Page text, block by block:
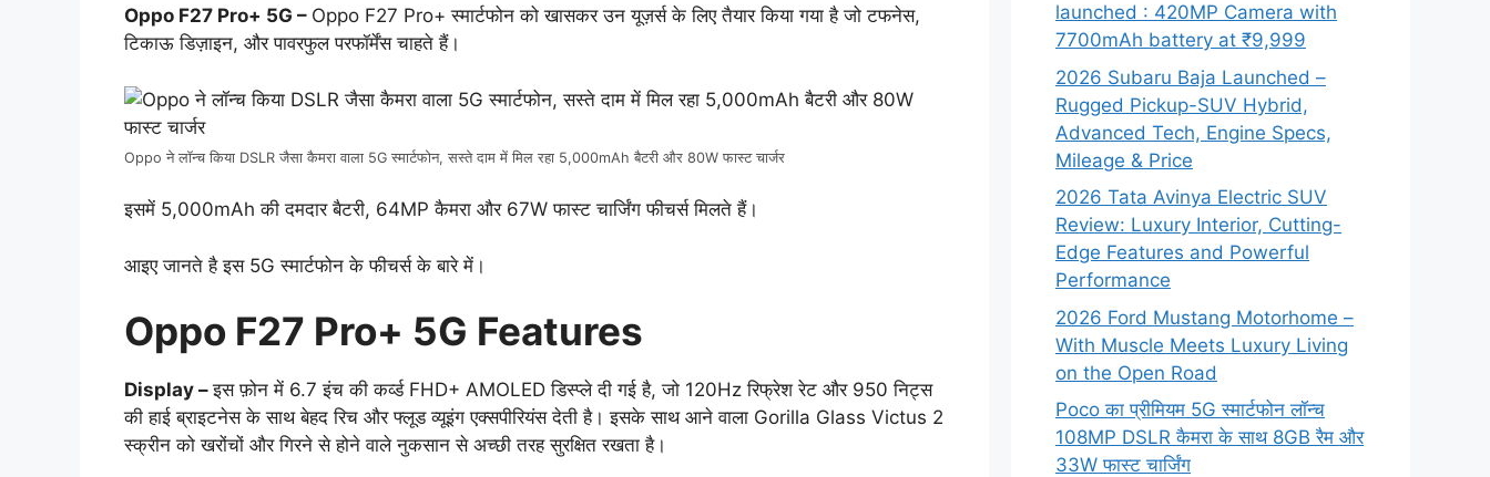
Oppo F27 Pro+ 5G – Oppo F27 Pro+ स्मार्टफोन को खासकर उन यूज़र्स के लिए तैयार किया गया है जो टफनेस,
टिकाऊ डिज़ाइन, और पावरफुल परफॉर्मेंस चाहते हैं।
Oppo ने लॉन्च किया DSLR जैसा कैमरा वाला 5G स्मार्टफोन, सस्ते दाम में मिल रहा 5,000mAh बैटरी और 80W फास्ट चार्जर
इसमें 5,000mAh की दमदार बैटरी, 64MP कैमरा और 67W फास्ट चार्जिंग फीचर्स मिलते हैं।
आइए जानते है इस 5G स्मार्टफोन के फीचर्स के बारे में।
Oppo F27 Pro+ 5G Features
Display –इस फ़ोन में 6.7 इंच की कर्व्ड FHD+ AMOLED डिस्प्ले दी गई है, जो 120Hz रिफ्रेश रेट और 950 निट्स
की हाई ब्राइटनेस के साथ बेहद रिच और फ्लूड व्यूइंग एक्सपीरियंस देती है। इसके साथ आने वाला Gorilla Glass Victus 2
स्क्रीन को खरोंचों और गिरने से होने वाले नुकसान से अच्छी तरह सुरक्षित रखता है।
launched : 420MP Camera with
7700mAh battery at ₹9,999
2026 Subaru Baja Launched –
Rugged Pickup-SUV Hybrid,
Advanced Tech, Engine Specs,
Mileage & Price
2026 Tata Avinya Electric SUV
Review: Luxury Interior, Cutting-
Edge Features and Powerful
Performance
2026 Ford Mustang Motorhome –
With Muscle Meets Luxury Living
on the Open Road
Poco का प्रीमियम 5G स्मार्टफोन लॉन्च
108MP DSLR कैमरा के साथ 8GB रैम और
33W फास्ट चार्जिंग